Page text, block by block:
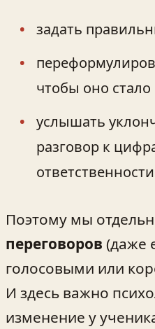
задать
чтобы оно
услышать
разговор к
Поэтому мы
переговоров (даже
голосовыми или
И здесь важно
изменение у